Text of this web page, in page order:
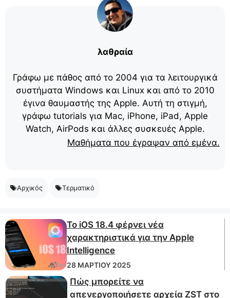
λαθραία
Γράφω με πάθος από το 2004 για τα λειτουργικά
συστήματα Windows και Linux και από το 2010
έγινα θαυμαστής της Apple. Αυτή τη στιγμή,
γράφω tutorials για Mac, iPhone, iPad, Apple
Watch, AirPods και άλλες συσκευές Apple.
Μαθήματα που έγραψαν από εμένα.
Αρχικός Τερματικό
Το iOS 18.4 φέρνει νέα
χαρακτηριστικά για την Apple
Intelligence
28 ΜΑΡΤΊΟΥ 2025
Πώς μπορείτε να
απενεργοποιήσετε αρχεία ZST στο